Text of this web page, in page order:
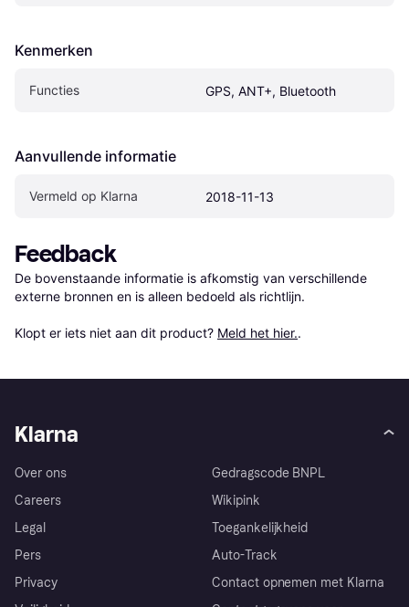
Kenmerken
Functies GPS, ANT+, Bluetooth
Aanvullende informatie
Vermeld op Klarna 2018-11-13
Feedback
De bovenstaande informatie is afkomstig van verschillende
externe bronnen en is alleen bedoeld als richtlijn.
Klopt er iets niet aan dit product? Meld het hier..
Klarna
Over ons
Careers
Legal
Pers
Privacy
Gedragscode BNPL
Wikipink
Toegankelijkheid
Auto-Track
Contact opnemen met Klarna